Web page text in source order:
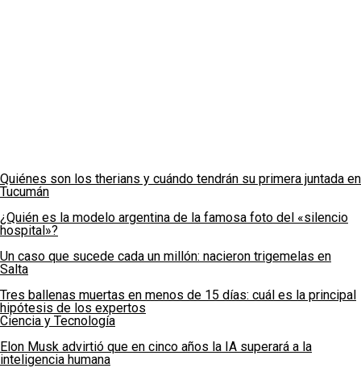
Quiénes son los therians y cuándo tendrán su primera juntada en
Tucumán
¿Quién es la modelo argentina de la famosa foto del «silencio
hospital»?
Un caso que sucede cada un millón: nacieron trigemelas en
Salta
Tres ballenas muertas en menos de 15 días: cuál es la principal
hipótesis de los expertos
Ciencia y Tecnología
Elon Musk advirtió que en cinco años la IA superará a la
inteligencia humana